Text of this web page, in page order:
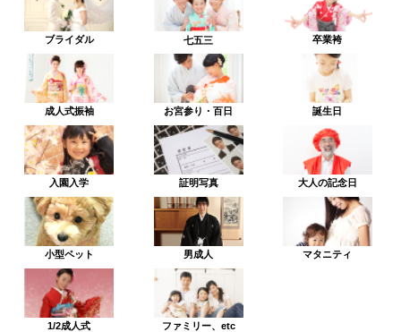
ブライダル 七五三 卒業袴
成人式振袖 お宮参り・百日 誕生日
入園入学 証明写真 大人の記念日
小型ペット 男成人 マタニティ
1/2成人式 ファミリー、etc